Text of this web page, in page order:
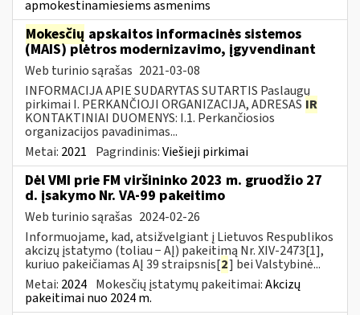
apmokestinamiesiems asmenims
Mokesčių apskaitos informacinės sistemos
(MAIS) plėtros modernizavimo, įgyvendinant
Web turinio sąrašas 2021-03-08
INFORMACIJA APIE SUDARYTAS SUTARTIS Paslaugų
pirkimai I. PERKANČIOJI ORGANIZACIJA, ADRESAS IR
KONTAKTINIAI DUOMENYS: I.1. Perkančiosios
organizacijos pavadinimas...
Metai: 2021 Pagrindinis:Viešieji pirkimai
Dėl VMI prie FM viršininko 2023 m. gruodžio 27
d. įsakymo Nr. VA-99 pakeitimo
Web turinio sąrašas 2024-02-26
Informuojame, kad, atsižvelgiant į Lietuvos Respublikos
akcizų įstatymo (toliau − AĮ) pakeitimą Nr. XIV-2473[1],
kuriuo pakeičiamas AĮ 39 straipsnis[2] bei Valstybinė...
Metai: 2024 Mokesčių įstatymų pakeitimai:Akcizų
pakeitimai nuo 2024 m.